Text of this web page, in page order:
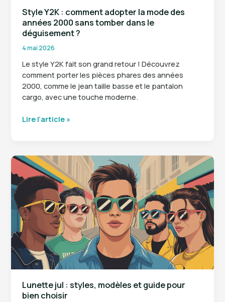
Style Y2K : comment adopter la mode des
années 2000 sans tomber dans le
déguisement ?
4 mai 2026
Le style Y2K fait son grand retour ! Découvrez
comment porter les pièces phares des années
2000, comme le jean taille basse et le pantalon
cargo, avec une touche moderne.
Style
adopter
mode
des
années
2000
sans
tomber
dans
le
déguisement
?
Lire l’article »
Lunette jul : styles, modèles et guide pour
bien choisir